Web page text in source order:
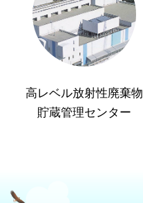
高レベル放射性廃棄物
貯蔵管理センター